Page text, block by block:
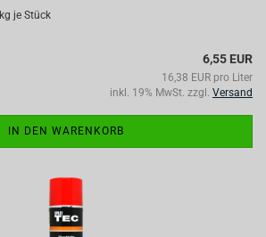
kg je Stück
6,55 EUR
16,38 EUR pro Liter
inkl. 19% MwSt. zzgl. Versand
IN DEN WARENKORB